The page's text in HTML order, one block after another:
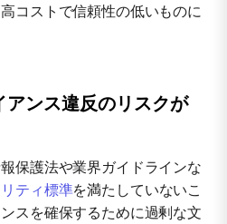
コストで信頼性の低いものに
アンス違反のリスクが
保護法や業界ガイドラインな
ティ標準を満たしていないこ
スを確保するために過剰な文